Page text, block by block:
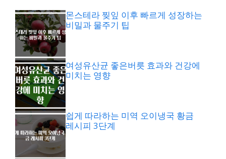
몬스테라 찢잎 이후 빠르게 성장하는
비밀과 물주기 팁
여성유산균 좋은버릇 효과와 건강에
미치는 영향
쉽게 따라하는 미역 오이냉국 황금
레시피 3단계